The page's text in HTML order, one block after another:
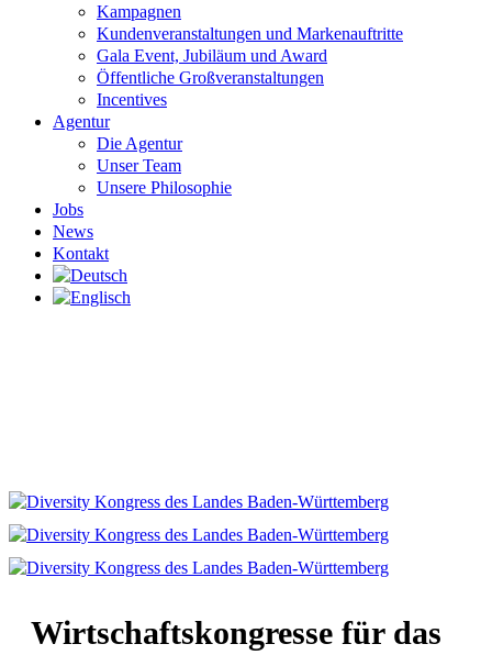
Kampagnen
Kundenveranstaltungen und Markenauftritte
Gala Event, Jubiläum und Award
Öffentliche Großveranstaltungen
Incentives
Agentur
Die Agentur
Unser Team
Unsere Philosophie
Jobs
News
Kontakt
Wirtschaftskongresse für das